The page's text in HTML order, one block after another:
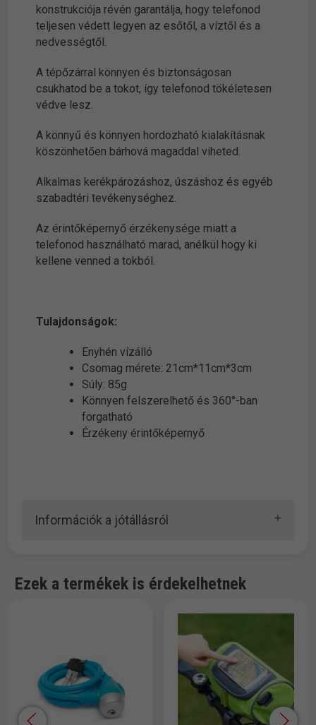
konstrukciója révén garantálja, hogy telefonod
teljesen védett legyen az esőtől, a víztől és a
nedvességtől.
A tépőzárral könnyen és biztonságosan
csukhatod be a tokot, így telefonod tökéletesen
védve lesz.
A könnyű és könnyen hordozható kialakításnak
köszönhetően bárhová magaddal viheted.
Alkalmas kerékpározáshoz, úszáshoz és egyéb
szabadtéri tevékenységhez.
Az érintőképernyő érzékenysége miatt a
telefonod használható marad, anélkül hogy ki
kellene venned a tokból.
Tulajdonságok:
Enyhén vízálló
Csomag mérete: 21cm*11cm*3cm
Súly: 85g
Könnyen felszerelhető és 360°-ban
forgatható
Érzékeny érintőképernyő
Információk a jótállásról
Ezek a termékek is érdekelhetnek